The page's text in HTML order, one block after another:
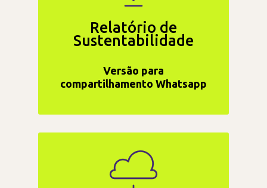
Relatório de
Sustentabilidade
Versão para
compartilhamento Whatsapp